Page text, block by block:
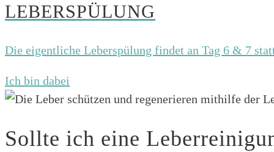
LEBERSPÜLUNG
Die eigentliche Leberspülung findet an Tag 6 & 7
Ich bin dabei
Sollte ich eine